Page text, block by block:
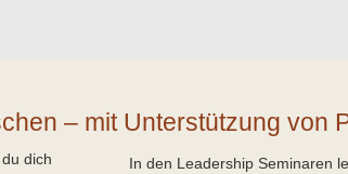
– mit Unterstützung von
dich
In den Leadership Seminaren